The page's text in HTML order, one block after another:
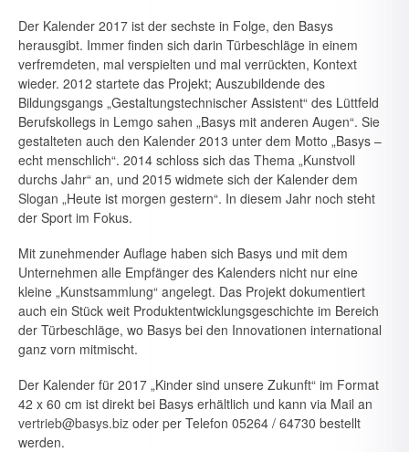
Der Kalender 2017 ist der sechste in Folge, den Basys
herausgibt. Immer finden sich darin Türbeschläge in einem
verfremdeten, mal verspielten und mal verrückten, Kontext
wieder. 2012 startete das Projekt; Auszu­bildende des
Bildungsgangs „Gestaltungstechnischer Assistent“ des Lüttfeld
Berufskollegs in Lemgo sahen „Basys mit anderen Augen“. Sie
gestalteten auch den Kalender 2013 unter dem Motto „Basys –
echt menschlich“. 2014 schloss sich das Thema „Kunstvoll
durchs Jahr“ an, und 2015 widmete sich der Kalender dem
Slogan „Heute ist morgen gestern“. In diesem Jahr noch steht
der Sport im Fokus.
Mit zunehmender Auflage haben sich Basys und mit dem
Unternehmen alle Empfänger des Kalenders nicht nur eine
kleine „Kunstsammlung“ angelegt. Das Projekt dokumentiert
auch ein Stück weit Produktent­wicklungsgeschichte im Bereich
der Türbeschläge, wo Basys bei den In­novationen international
ganz vorn mitmischt.
Der Kalender für 2017 „Kinder sind unsere Zukunft“ im Format
42 x 60 cm ist direkt bei Basys erhältlich und kann via Mail an
vertrieb@basys.biz oder per Telefon 05264 / 64730 bestellt
werden.